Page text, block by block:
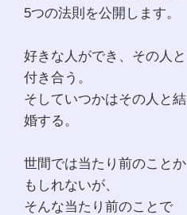
5つの法則を公開します。
好きな人ができ、その人と
付き合う。
そしていつかはその人と結
婚する。
世間では当たり前のことか
もしれないが、
そんな当たり前のことで